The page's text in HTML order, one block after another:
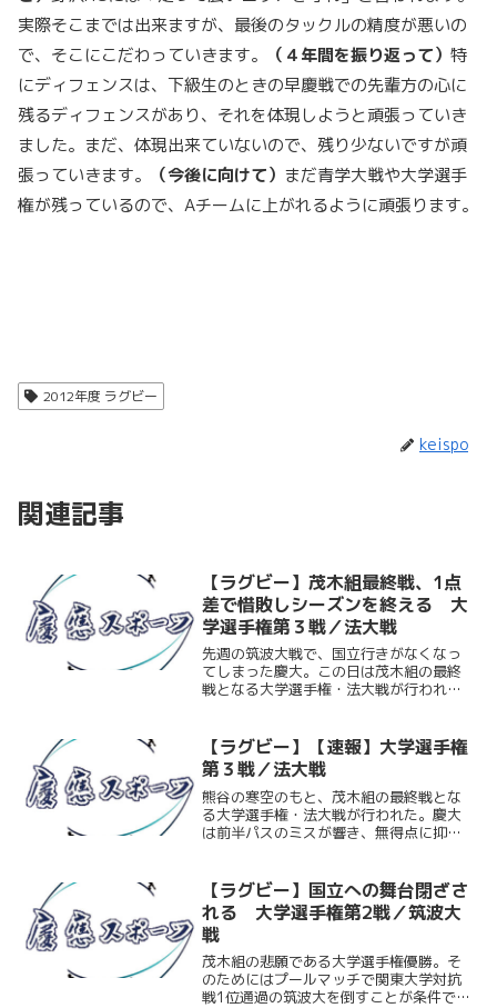
実際そこまでは出来ますが、最後のタックルの精度が悪いの
で、そこにこだわっていきます。
（４年間を振り返って） 特
にディフェンスは、下級生のときの早慶戦での先輩方の心に
残るディフェンスがあり、それを体現しようと頑張っていき
ました。まだ、体現出来ていないので、残り少ないですが頑
張っていきます。
（今後に向けて） まだ青学大戦や大学選手
権が残っているので、Aチームに上がれるように頑張ります。
2012年度 ラグビー
keispo
関連記事
【ラグビー】茂木組最終戦、1点
差で惜敗しシーズンを終える 大
学選手権第３戦／法大戦
先週の筑波大戦で、国立行きがなくなっ
てしまった慶大。この日は茂木組の最終
戦となる大学選手権・法大戦が行われ
のミスが響き、無得点に抑えられてしま
う。後半はミスが減り、一時...
【ラグビー】【速報】大学選手権
第３戦／法大戦
熊谷の寒空のもと、茂木組の最終戦とな
る大学選手権・法大戦が行われた。慶大
は前半パスのミスが響き、無得点に抑え
の、試合終了間際に法大にPGを決められ
そのままノーサイド。2...
【ラグビー】国立への舞台閉ざさ
れる 大学選手権第2戦／筑波大
戦
茂木組の悲願である大学選手権優勝。そ
のためにはプールマッチで関東大学対抗
戦1位通過の筑波大を倒すことが条件であ